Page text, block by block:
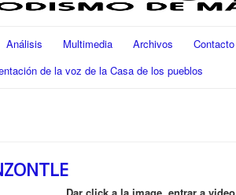
Análisis Multimedia Archivos Contacto
de la voz de la Casa de los pueblos